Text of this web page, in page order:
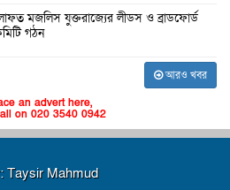
মজলিস যুক্তরাজ্যের লীডস ও ব্রাডফোর্ড
গঠন
আরও খবর
an advert here,
on 020 3540 0942
Taysir Mahmud